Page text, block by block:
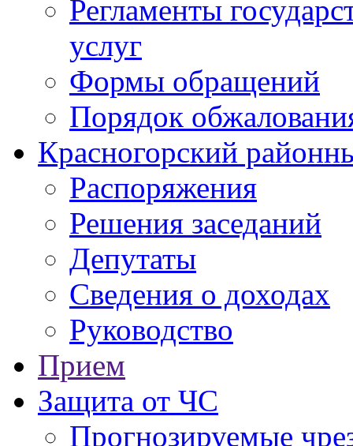
Регламенты
услуг
Формы обращений
Порядок
Красногорский
Распоряжения
Решения заседаний
Депутаты
Сведения о доходах
Руководство
Прием
Защита от ЧС
Прогнозируемые